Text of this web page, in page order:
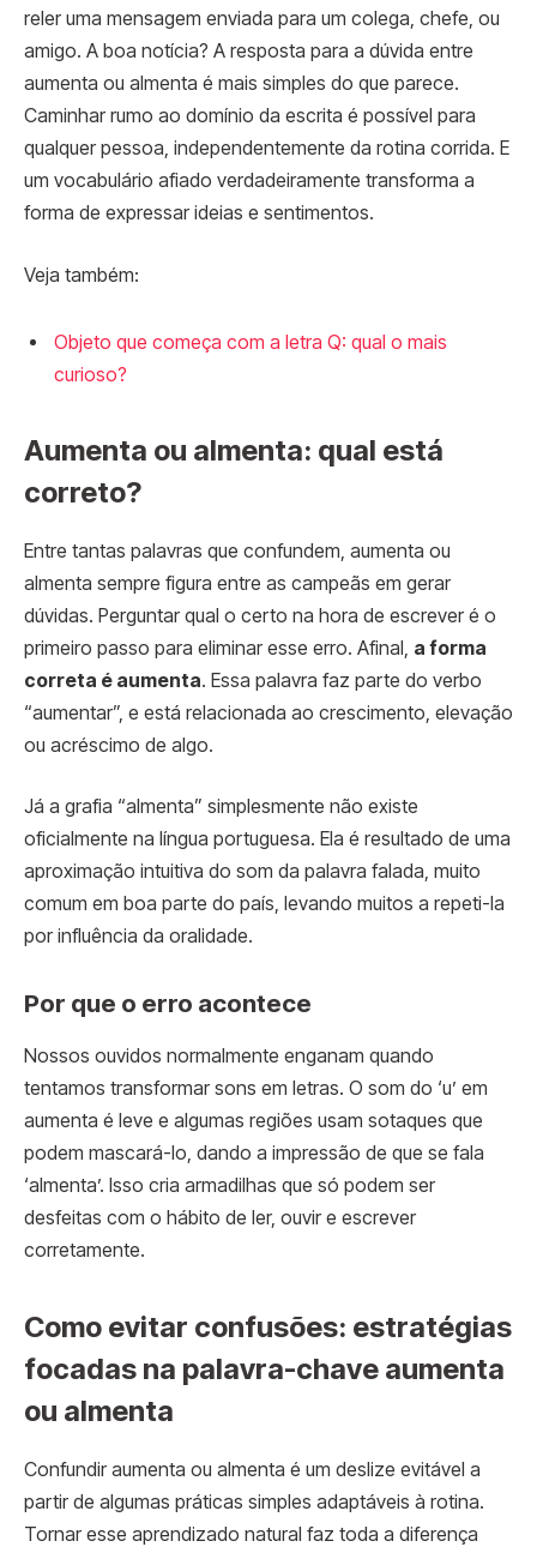
reler uma mensagem enviada para um colega, chefe, ou
amigo. A boa notícia? A resposta para a dúvida entre
aumenta ou almenta é mais simples do que parece.
Caminhar rumo ao domínio da escrita é possível para
qualquer pessoa, independentemente da rotina corrida. E
um vocabulário afiado verdadeiramente transforma a
forma de expressar ideias e sentimentos.
Veja também:
Objeto que começa com a letra Q: qual o mais
curioso?
Aumenta ou almenta: qual está
correto?
Entre tantas palavras que confundem, aumenta ou
almenta sempre figura entre as campeãs em gerar
dúvidas. Perguntar qual o certo na hora de escrever é o
primeiro passo para eliminar esse erro. Afinal, a forma
correta é aumenta. Essa palavra faz parte do verbo
“aumentar”, e está relacionada ao crescimento, elevação
ou acréscimo de algo.
Já a grafia “almenta” simplesmente não existe
oficialmente na língua portuguesa. Ela é resultado de uma
aproximação intuitiva do som da palavra falada, muito
comum em boa parte do país, levando muitos a repeti-la
por influência da oralidade.
Por que o erro acontece
Nossos ouvidos normalmente enganam quando
tentamos transformar sons em letras. O som do ‘u’ em
aumenta é leve e algumas regiões usam sotaques que
podem mascará-lo, dando a impressão de que se fala
‘almenta’. Isso cria armadilhas que só podem ser
desfeitas com o hábito de ler, ouvir e escrever
corretamente.
Como evitar confusões: estratégias
focadas na palavra-chave aumenta
ou almenta
Confundir aumenta ou almenta é um deslize evitável a
partir de algumas práticas simples adaptáveis à rotina.
Tornar esse aprendizado natural faz toda a diferença